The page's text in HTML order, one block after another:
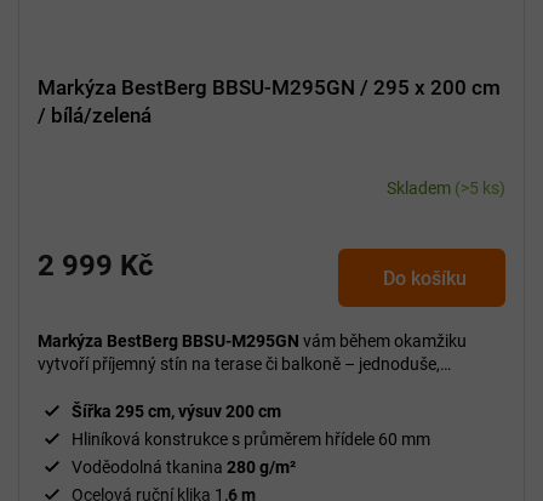
Markýza BestBerg BBSU-M295GN / 295 x 200 cm
/ bílá/zelená
Skladem (>5 ks)
2 999 Kč Do košíku
Markýza BestBerg BBSU-M295GN vám během okamžiku
vytvoří příjemný stín na terase či balkoně – jednoduše,
Šířka 295 cm, výsuv 200 cm
Hliníková konstrukce s průměrem hřídele 60 mm
Voděodolná tkanina 280 g/m²
Ocelová ruční klika 1 ,6 m